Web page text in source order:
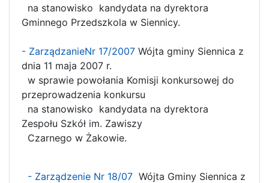
na stanowisko kandydata na dyrektora
Gminnego Przedszkola w Siennicy.
- ZarządzanieNr 17/2007 Wójta gminy Siennica z
dnia 11 maja 2007 r.
w sprawie powołania Komisji konkursowej do
przeprowadzenia konkursu
na stanowisko kandydata na dyrektora
Zespołu Szkół im. Zawiszy
Czarnego w Żakowie.
- Zarządzenie Nr 18/07 Wójta Gminy Siennica z